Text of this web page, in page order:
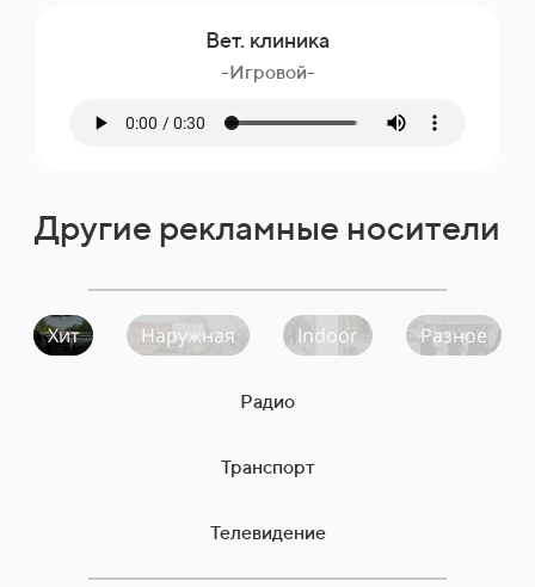
Вет. клиника
-Игровой-
Другие рекламные носители
Хит Наружная Indoor Разное
Радио
Транспорт
Телевидение